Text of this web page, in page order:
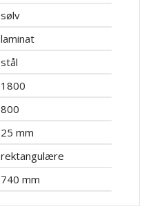
sølv
laminat
stål
1800
800
25 mm
rektangulære
740 mm